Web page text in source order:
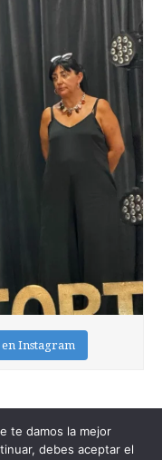
Instagram
te damos la mejor
debes aceptar el